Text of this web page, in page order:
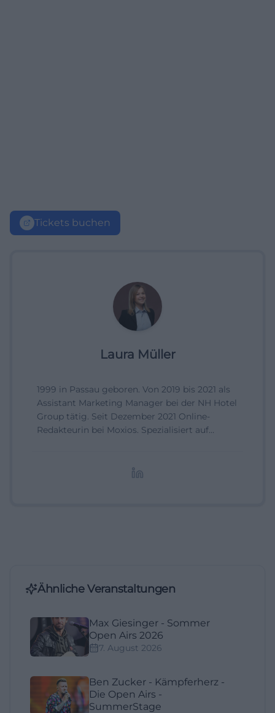
Tickets buchen
Laura Müller
1999 in Passau geboren. Von 2019 bis 2021 als
Assistant Marketing Manager bei der NH Hotel
Group tätig. Seit Dezember 2021 Online-
Redakteurin bei Moxios. Spezialisiert auf
Ähnliche Veranstaltungen
Max Giesinger - Sommer
Open Airs 2026
7. August 2026
Ben Zucker - Kämpferherz -
Die Open Airs -
SummerStage